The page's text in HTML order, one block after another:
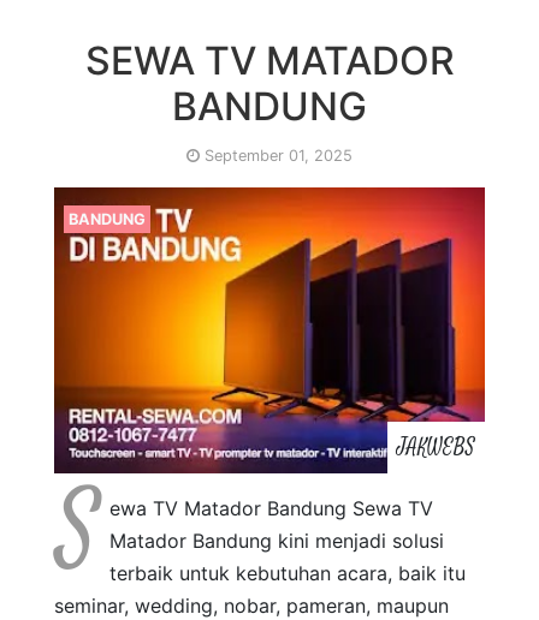
SEWA TV MATADOR
BANDUNG
September 01, 2025
BANDUNG
JAKWEBS
S ewa TV Matador Bandung Sewa TV
Matador Bandung kini menjadi solusi
terbaik untuk kebutuhan acara, baik itu
seminar, wedding, nobar, pameran, maupun